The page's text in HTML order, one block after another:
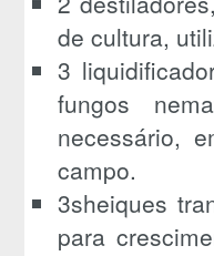
de cultura,
3
fungos
necessário,
campo.
3sheiques
para